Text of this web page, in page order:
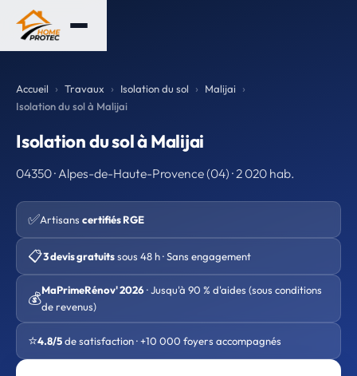
Accueil Travaux Isolation du sol
Malijai
Isolation du sol à Malijai
Isolation du sol à Malijai
04350 · Alpes-de-Haute-Provence (04) · 2 020 hab.
✅Artisans certifiés RGE
📋3 devis gratuitssous 48 h · Sans engagement
💰MaPrimeRénov' 2026· Jusqu'à 90 % d'aides (sous conditions
de revenus)
⭐4.8/5de satisfaction · +10 000 foyers accompagnés